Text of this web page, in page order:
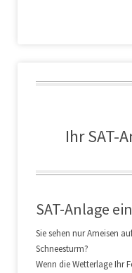
Ihr SAT-
SAT-Anlage
Sie sehen nur Ameisen
Schneesturm?
Wenn die Wetterlage Ihr